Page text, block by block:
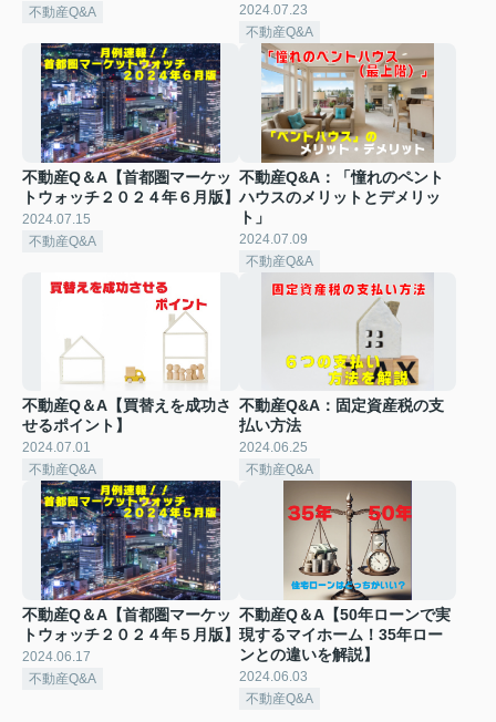
不動産Q&A
2024.07.23
不動産Q&A
不動産Q＆A【首都圏マーケッ
トウォッチ２０２４年６月版】
2024.07.15
不動産Q&A
不動産Q&A：「憧れのペント
ハウスのメリットとデメリッ
ト」
2024.07.09
不動産Q&A
不動産Q＆A【買替えを成功さ
せるポイント】
2024.07.01
不動産Q&A
不動産Q&A：固定資産税の支
払い方法
2024.06.25
不動産Q&A
不動産Q＆A【首都圏マーケッ
トウォッチ２０２４年５月版】
2024.06.17
不動産Q&A
不動産Q＆A【50年ローンで実
現するマイホーム！35年ロー
ンとの違いを解説】
2024.06.03
不動産Q&A